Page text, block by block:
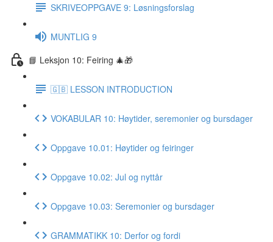
SKRIVEOPPGAVE 9: Løsningsforslag
MUNTLIG 9
📘 Leksjon 10: Feiring 🎄🎁
🇬🇧 LESSON INTRODUCTION
VOKABULAR 10: Høytider, seremonier og bursdager
Oppgave 10.01: Høytider og feiringer
Oppgave 10.02: Jul og nyttår
Oppgave 10.03: Seremonier og bursdager
GRAMMATIKK 10: Derfor og fordi